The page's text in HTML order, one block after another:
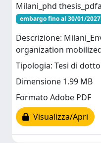
Milani_phd
embargo fino al 30/01/2027
Descrizione:
organization
Tipologia: Tesi di
Dimensione 1.99 MB
Formato Adobe PDF
Visualizza/Apri